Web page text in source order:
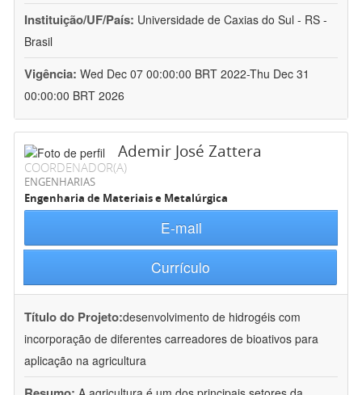
Instituição/UF/País: Universidade de Caxias do Sul - RS -
Brasil
Vigência: Wed Dec 07 00:00:00 BRT 2022-Thu Dec 31
00:00:00 BRT 2026
Ademir José Zattera
COORDENADOR(A)
ENGENHARIAS
Engenharia de Materiais e Metalúrgica
E-mail
Currículo
Título do Projeto:desenvolvimento de hidrogéis com
incorporação de diferentes carreadores de bioativos para
aplicação na agricultura